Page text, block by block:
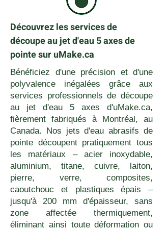
Découvrez les services de
découpe au jet d'eau 5 axes de
pointe sur uMake.ca
Bénéficiez d'une précision et d'une
polyvalence inégalées grâce aux
services professionnels de découpe
au jet d'eau 5 axes d'uMake.ca,
fièrement fabriqués à Montréal, au
Canada. Nos jets d'eau abrasifs de
pointe découpent pratiquement tous
les matériaux – acier inoxydable,
aluminium, titane, cuivre, laiton,
pierre, verre, composites,
caoutchouc et plastiques épais –
jusqu'à 200 mm d'épaisseur, sans
zone affectée thermiquement,
éliminant ainsi toute déformation ou